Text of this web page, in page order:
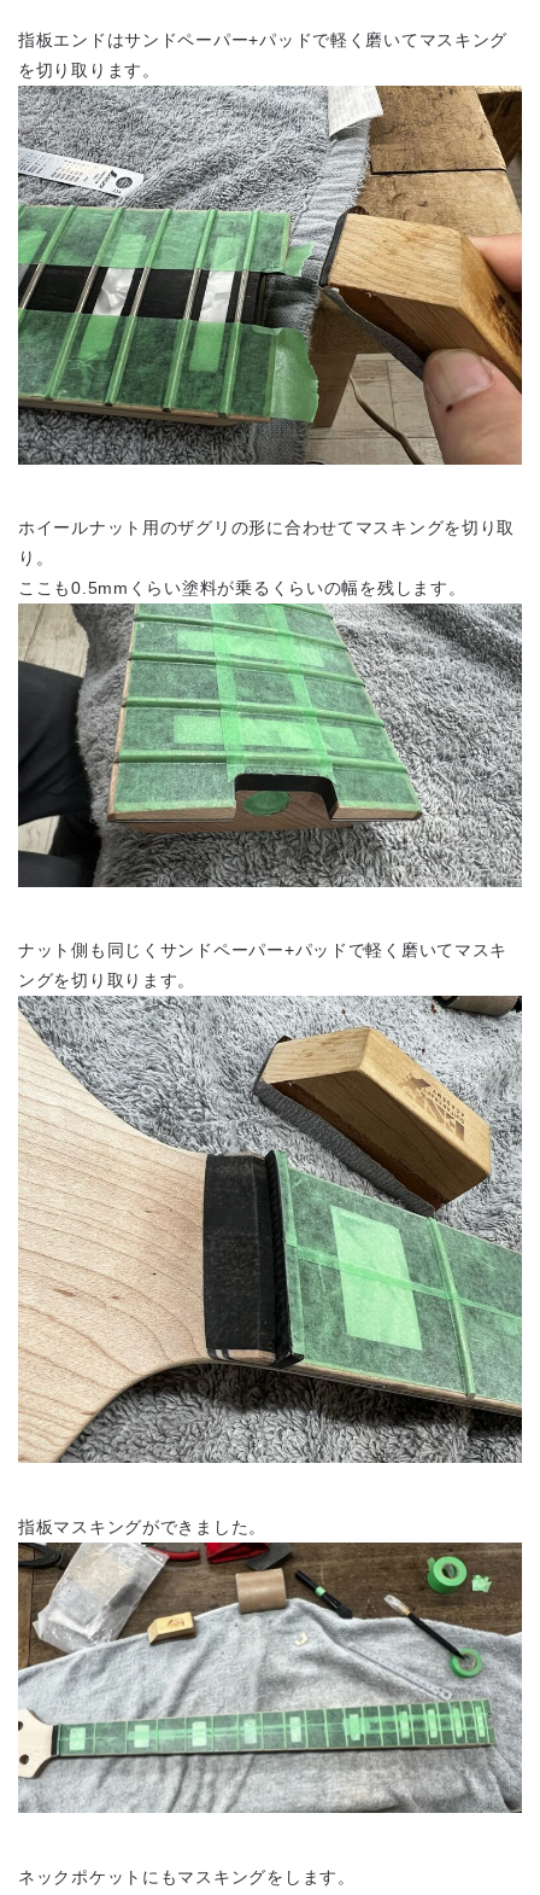
指板エンドはサンドペーパー+パッドで軽く磨いてマスキング
を切り取ります。
ホイールナット用のザグリの形に合わせてマスキングを切り取
り。
ここも0.5mmくらい塗料が乗るくらいの幅を残します。
ナット側も同じくサンドペーパー+パッドで軽く磨いてマスキ
ングを切り取ります。
指板マスキングができました。
ネックポケットにもマスキングをします。